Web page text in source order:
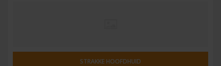
STRAKKE HOOFDHUID